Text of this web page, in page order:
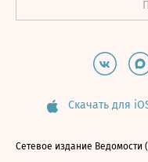
Скачать для
Сетевое издание Ведомости